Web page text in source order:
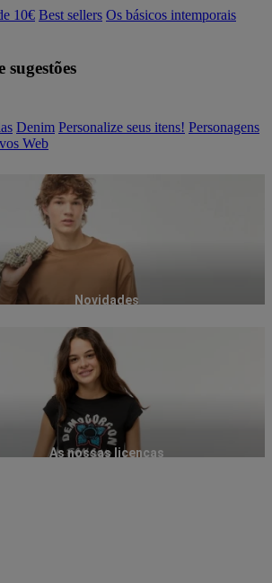
10€ Best sellers Os básicos intemporais
sugestões
Denim Personalize seus itens! Personagens
Web
Novidades
As nossas licenças